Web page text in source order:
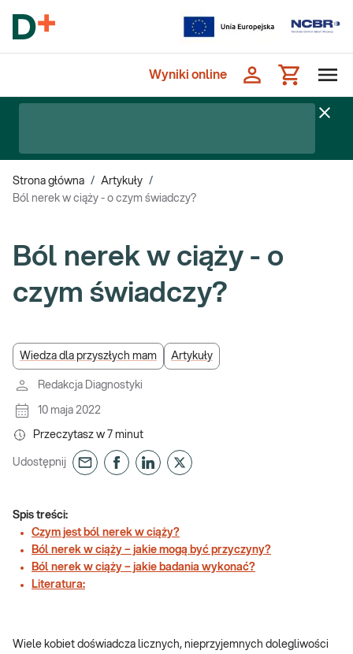
Wyniki online
Strona główna / Artykuły /
Ból nerek w ciąży - o czym świadczy?
Ból nerek w ciąży - o
czym świadczy?
Wiedza dla przyszłych mam Artykuły
Redakcja Diagnostyki
10 maja 2022
Przeczytasz w 7 minut
Udostępnij
Spis treści:
Czym jest ból nerek w ciąży?
Ból nerek w ciąży – jakie mogą być przyczyny?
Ból nerek w ciąży – jakie badania wykonać?
Literatura:
Wiele kobiet doświadcza licznych, nieprzyjemnych dolegliwości